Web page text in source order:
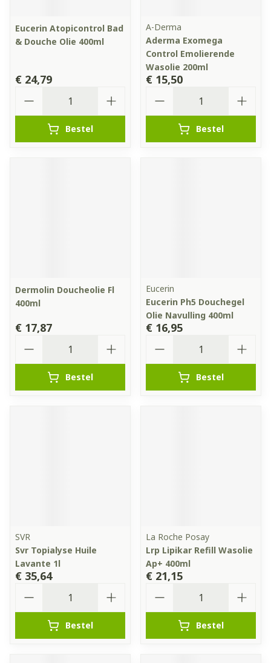
Eucerin Atopicontrol Bad
& Douche Olie 400ml
€ 24,79
Bestel
A-Derma
Aderma Exomega
Control Emolierende
Wasolie 200ml
€ 15,50
Bestel
Dermolin Doucheolie Fl
400ml
€ 17,87
Bestel
Eucerin
Eucerin Ph5 Douchegel
Olie Navulling 400ml
€ 16,95
Bestel
SVR
Svr Topialyse Huile
Lavante 1l
€ 35,64
Bestel
La Roche Posay
Lrp Lipikar Refill Wasolie
Ap+ 400ml
€ 21,15
Bestel